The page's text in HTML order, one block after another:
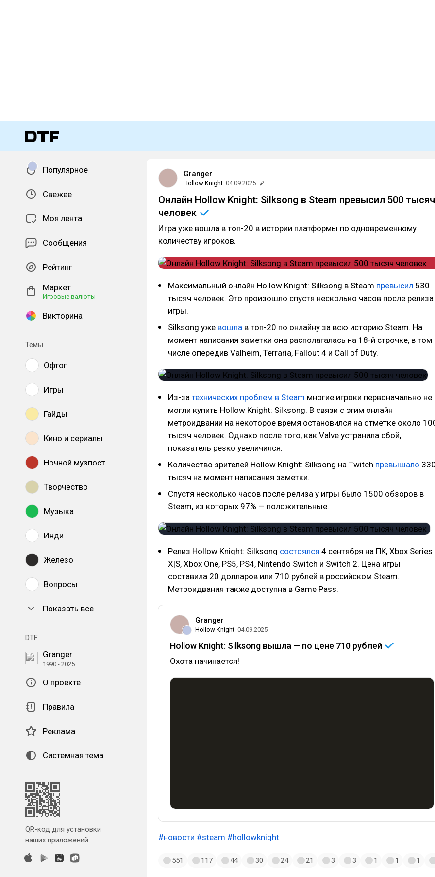
Популярное
Свежее
Моя лента
Сообщения
Рейтинг
Маркет
Игровые валюты
Викторина
Темы
Офтоп
Игры
Гайды
Кино и сериалы
Ночной музпостинг
Творчество
Музыка
Инди
Железо
Вопросы
Показать все
DTF
Granger
1990 - 2025
О проекте
Правила
Реклама
Системная тема
QR-код для установки
наших приложений.
Granger
Hollow Knight 04.09.2025
Онлайн Hollow Knight: Silksong в Steam превысил 500 тысяч
человек
Игра уже вошла в топ-20 в истории платформы по одновременному
количеству игроков.
Максимальный онлайн Hollow Knight: Silksong в Steam превысил 530
тысяч человек. Это произошло спустя несколько часов после релиза
игры.
Silksong уже вошла в топ-20 по онлайну за всю историю Steam. На
момент написания заметки она располагалась на 18-й строчке, в том
числе опередив Valheim, Terraria, Fallout 4 и Call of Duty.
Из-за технических проблем в Steam многие игроки первоначально не
могли купить Hollow Knight: Silksong. В связи с этим онлайн
метроидвании на некоторое время остановился на отметке около
тысяч человек. Однако после того, как Valve устранила сбой,
показатель резко увеличился.
Количество зрителей Hollow Knight: Silksong на Twitch превышало
тысяч на момент написания заметки.
Спустя несколько часов после релиза у игры было 1500 обзоров в
Steam, из которых 97% — положительные.
Релиз Hollow Knight: Silksong состоялся 4 сентября на ПК, Xbox Series
X|S, Xbox One, PS5, PS4, Nintendo Switch и Switch 2. Цена игры
составила 20 долларов или 710 рублей в российском Steam.
Метроидвания также доступна в Game Pass.
Granger
Hollow Knight 04.09.2025
Hollow Knight: Silksong вышла — по цене 710 рублей
Охота начинается!
#новости #steam #hollowknight
551 117 44 30 24 21 3 3 1 1 1